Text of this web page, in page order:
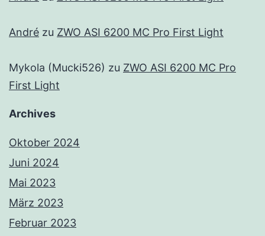
André zu ZWO ASI 6200 MC Pro First Light
Mykola (Mucki526) zu ZWO ASI 6200 MC Pro
First Light
Archives
Oktober 2024
Juni 2024
Mai 2023
März 2023
Februar 2023